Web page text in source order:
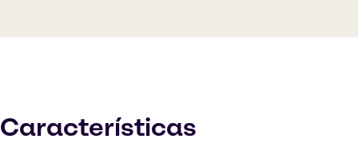
Características